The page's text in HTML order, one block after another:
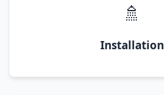
🚿
Installation